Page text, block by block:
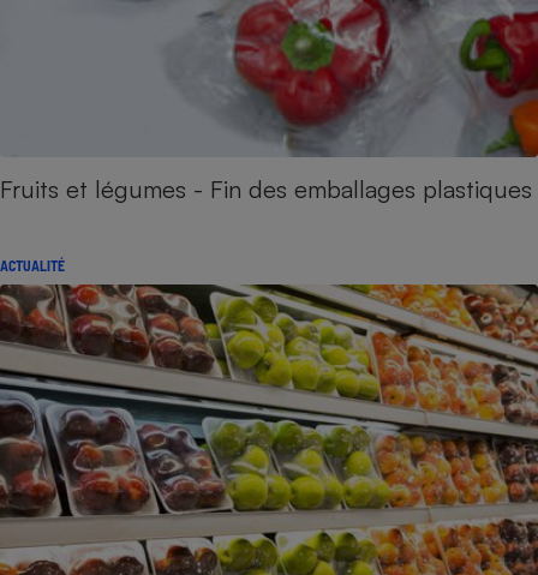
Fruits et légumes - Fin des emballages plastiques
ACTUALITÉ